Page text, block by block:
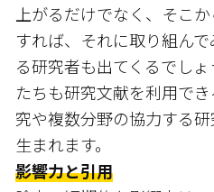
上がるだけでなく、そこ
すれば、それに取り組ん
る研究者も出てくるでし
たちも研究文献を利用で
究や複数分野の協力する
生まれます。
影響力と引用